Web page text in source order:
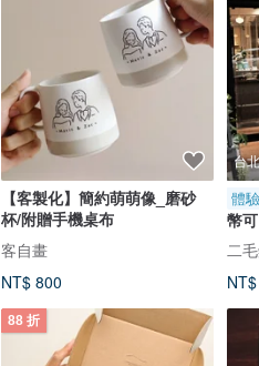
【客製化】簡約萌萌像_磨砂
杯/附贈手機桌布
客自畫
NT$ 800
88 折
台
體
幣
聖
二